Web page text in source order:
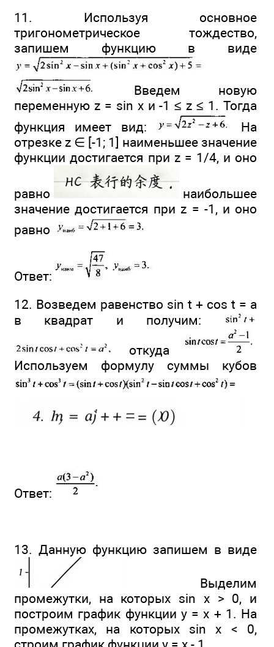
11. Используя основное
тригонометрическое тождество,
запишем функцию в виде
Введем новую
переменную z = sin x и -1 ≤ z ≤ 1. Тогда
функция имеет вид:
На
отрезке z ∈ [-1; 1] наименьшее значение
функции достигается при z = 1/4, и оно
равно
наибольшее
значение достигается при z = -1, и оно
равно
Ответ:
12. Возведем равенство sin t + cos t = a
в квадрат и получим:
откуда
Используем формулу суммы кубов
Ответ:
13. Данную функцию запишем в виде
Выделим
промежутки, на которых sin x > 0, и
построим график функции у = х + 1. На
промежутках, на которых sin х < 0,